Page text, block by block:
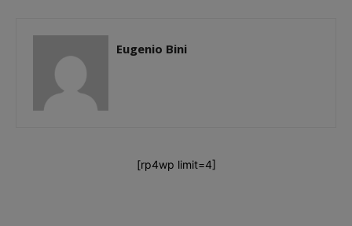
Eugenio Bini
[rp4wp limit=4]